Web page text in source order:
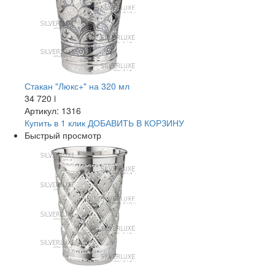
Стакан "Люкс+" на 320 мл
34 720 i
Артикул: 1316
Купить в 1 клик ДОБАВИТЬ В КОРЗИНУ
Быстрый просмотр